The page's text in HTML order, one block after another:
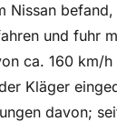
Nissan
und fuhr
ca. 160 km/h
Kläger
davon;